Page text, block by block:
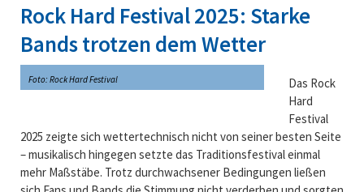
Rock Hard Festival 2025: Starke
Bands trotzen dem Wetter
Foto: Rock Hard Festival Das Rock
Hard
Festival
2025 zeigte sich wettertechnisch nicht von seiner besten Seite
– musikalisch hingegen setzte das Traditionsfestival einmal
mehr Maßstäbe. Trotz durchwachsener Bedingungen ließen